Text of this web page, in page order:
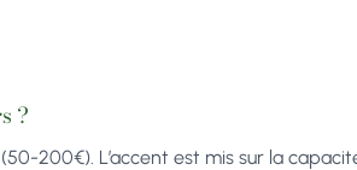
?
200€). L’accent est mis sur la